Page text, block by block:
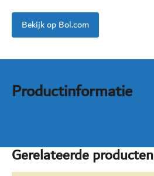
Bekijk op Bol.com
Productinformatie
Gerelateerde producten